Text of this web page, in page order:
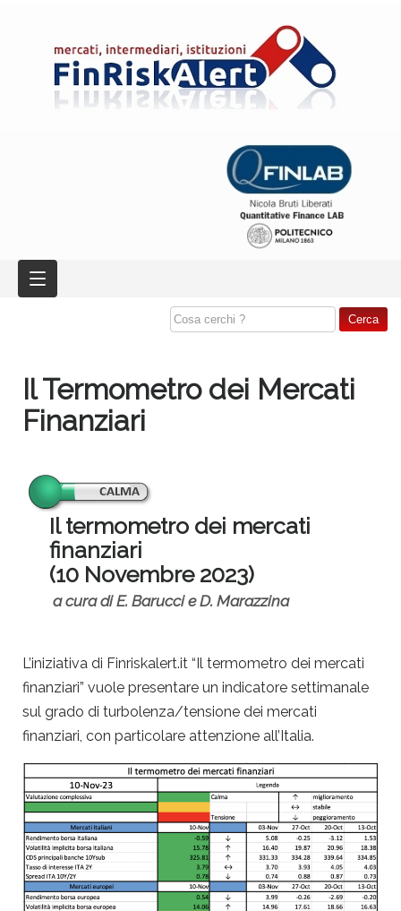
Il Termometro dei Mercati
Finanziari
Il termometro dei mercati
finanziari
(10 Novembre 2023)
a cura di E. Barucci e D. Marazzina
L’iniziativa di Finriskalert.it “Il termometro dei mercati
finanziari” vuole presentare un indicatore settimanale
sul grado di turbolenza/tensione dei mercati
finanziari, con particolare attenzione all’Italia.